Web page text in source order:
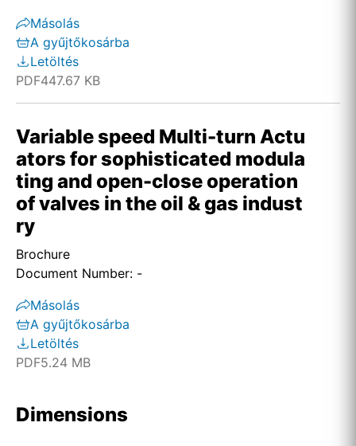
Másolás
A gyűjtőkosárba
Letöltés
PDF447.67 KB
Variable speed Multi-turn Actu
ators for sophisticated modula
ting and open-close operation
of valves in the oil & gas indust
ry
Brochure
Document Number: -
Másolás
A gyűjtőkosárba
Letöltés
PDF5.24 MB
Dimensions